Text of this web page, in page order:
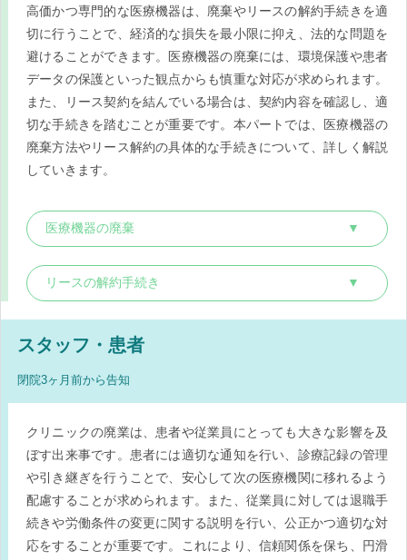
高価かつ専門的な医療機器は、廃棄やリースの解約手続きを適
切に行うことで、経済的な損失を最小限に抑え、法的な問題を
避けることができます。医療機器の廃棄には、環境保護や患者
データの保護といった観点からも慎重な対応が求められます。
また、リース契約を結んでいる場合は、契約内容を確認し、適
切な手続きを踏むことが重要です。本パートでは、医療機器の
廃棄方法やリース解約の具体的な手続きについて、詳しく解説
していきます。
医療機器の廃棄
リースの解約手続き
スタッフ・患者
閉院3ヶ月前から告知
クリニックの廃業は、患者や従業員にとっても大きな影響を及
ぼす出来事です。患者には適切な通知を行い、診療記録の管理
や引き継ぎを行うことで、安心して次の医療機関に移れるよう
配慮することが求められます。また、従業員に対しては退職手
続きや労働条件の変更に関する説明を行い、公正かつ適切な対
応をすることが重要です。これにより、信頼関係を保ち、円滑